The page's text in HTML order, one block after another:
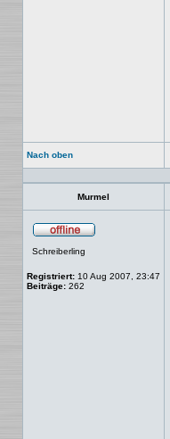
Nach oben
Murmel
Schreiberling
Registriert: 10 Aug 2007, 23:47
Beiträge: 262